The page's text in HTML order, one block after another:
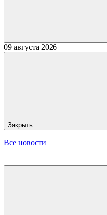
09 августа 2026
Закрыть
Все новости